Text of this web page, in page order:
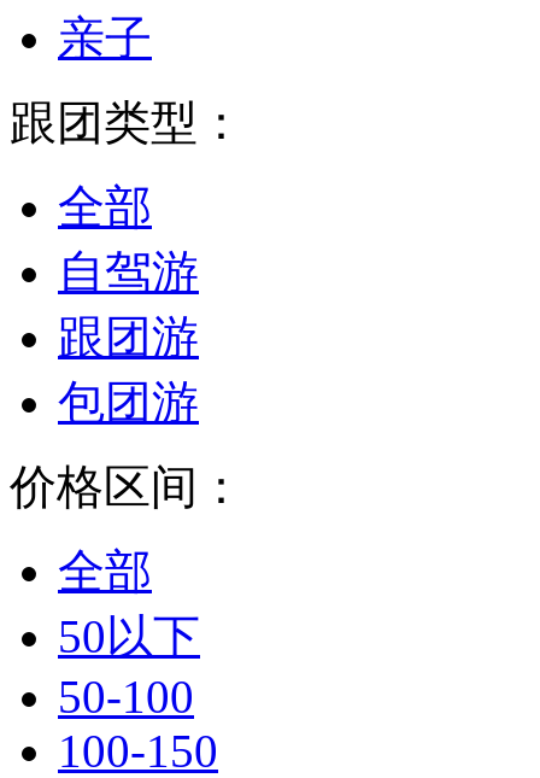
亲子
跟团类型：
全部
自驾游
跟团游
包团游
价格区间：
全部
50以下
50-100
100-150